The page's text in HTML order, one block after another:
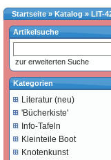
Startseite»Katalog » LIT-
Artikelsuche
zur erweiterten Suche
Kategorien
Literatur (neu)
'Bücherkiste'
Info-Tafeln
Kleinteile Boot
Knotenkunst